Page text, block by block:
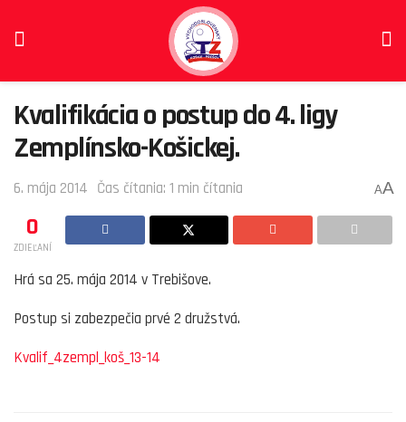
Kvalifikácia o postup do 4. ligy
Zemplínsko-Košickej.
6. mája 2014 Čas čítania: 1 min čítania AA
0
ZDIEĽANÍ
Hrá sa 25. mája 2014 v Trebišove.
Postup si zabezpečia prvé 2 družstvá.
Kvalif_4zempl_koš_13-14